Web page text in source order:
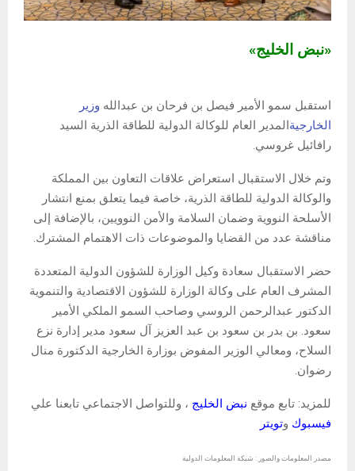
«نبض الخليج»
استقبل سمو الأمير فيصل بن فرحان بن عبدالله وزير
الخارجيةالمدير العام للوكالة الدولية للطاقة الذرية السيد
رافائيل غروسي.
وتم خلال الاستقبال استعراض علاقات التعاون بين المملكة
والوكالة الدولية للطاقة الذرية، خاصة فيما يتعلق بمنع انتشار
الأسلحة النووية وضمان السلامة والأمن النوويين، بالإضافة إلى
مناقشة عدد من القضايا والموضوعات ذات الاهتمام المشترك.
حضر الاستقبال سعادة وكيل الوزارة للشؤون الدولية المتعددة
المشرف العام على وكالة الوزارة للشؤون الاقتصادية والتنموية
الدكتور عبدالرحمن الروسي وصاحب السمو الملكي الأمير
سعود. بن بدر بن سعود بن عبد العزيز آل سعود مدير إدارة نزع
السلاح، ومعالي الوزير المفوض بوزارة الخارجية الدكتورة منال
رضوان.
للمزيد: تابع موقع نبض الخليج ، وللتواصل الاجتماعي تابعنا علي
فيسبوك وتويتر
مصدر المعلومات والصور : شبكة المعلومات الدولية